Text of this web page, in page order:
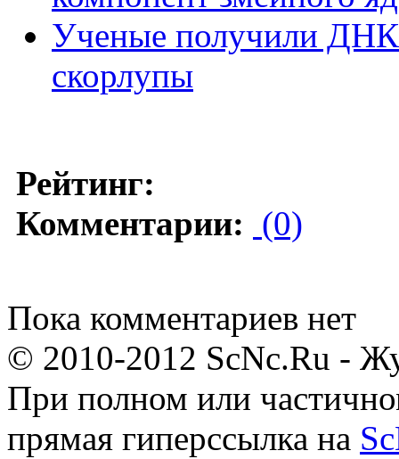
Ученые получили
скорлупы
Рейтинг:
Комментарии: (0)
Пока комментариев нет
© 2010-2012 ScNc.Ru -
При полном или
прямая гиперссылка на